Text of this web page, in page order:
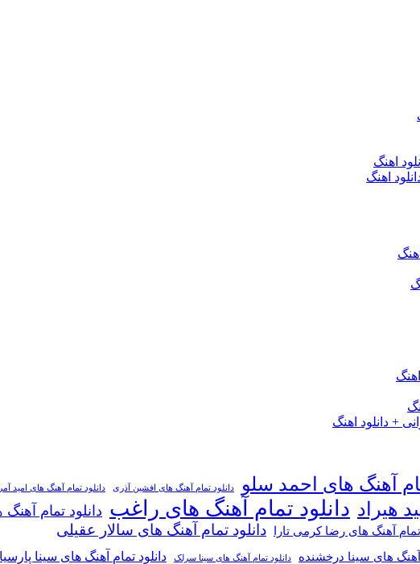
اهنگ
اهنگ
+ دانلود اهنگ
آهنگ های احمد سلو دانلود تمام آهنگ های افشین آذری دانلود تمام آهنگ های امید
هیراد دانلود تمام آهنگ های راغب دانلود تمام
تمام آهنگ های رضا کرمی تارا دانلود تمام آهنگ های سالار عقیلی
آهنگ های سینا درخشنده دانلود تمام آهنگ های سینا سرلک دانلود تمام آهنگ های سینا